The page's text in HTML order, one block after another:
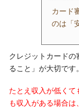
カード
のは「
クレジットカード
ること」が大切です。
たとえ収入が低く
も収入がある場合